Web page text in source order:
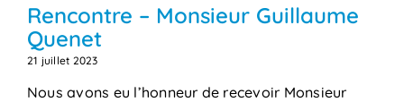
Rencontre – Monsieur Guillaume
Quenet
21 juillet 2023
Nous avons eu l’honneur de recevoir Monsieur